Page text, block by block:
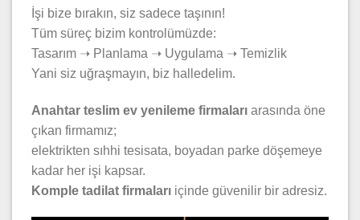
İşi bize bırakın, siz sadece taşının!
Tüm süreç bizim kontrolümüzde:
Tasarım ➝ Planlama ➝ Uygulama ➝ Temizlik
Yani siz uğraşmayın, biz halledelim.
Anahtar teslim ev yenileme firmaları arasında öne
çıkan firmamız;
elektrikten sıhhi tesisata, boyadan parke döşemeye
kadar her işi kapsar.
Komple tadilat firmaları içinde güvenilir bir adresiz.